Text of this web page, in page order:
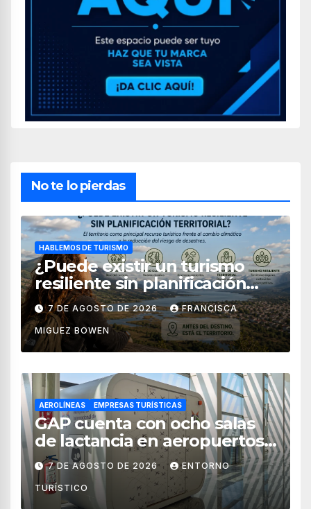
No te lo pierdas
HABLEMOS DE TURISMO
¿Puede existir un turismo
resiliente sin planificación
territorial?
7 DE AGOSTO DE 2026 FRANCISCA
MIGUEZ BOWEN
AEROLÍNEAS EMPRESAS TURÍSTICAS
GAP cuenta con ocho salas
de lactancia en aeropuertos
de México
7 DE AGOSTO DE 2026 ENTORNO
TURÍSTICO